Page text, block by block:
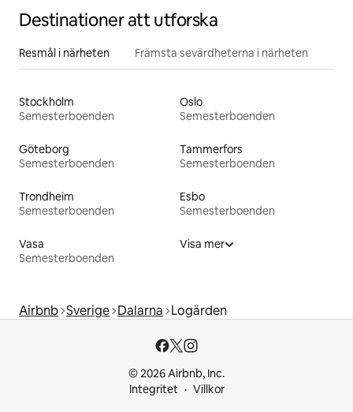
Destinationer att utforska
Resmål i närheten Främsta sevärdheterna i närheten
Stockholm
Semesterboenden
Oslo
Semesterboenden
Göteborg
Semesterboenden
Tammerfors
Semesterboenden
Trondheim
Semesterboenden
Esbo
Semesterboenden
Vasa
Semesterboenden
Visa mer
Airbnb Sverige Dalarna Logärden
© 2026 Airbnb, Inc.
Integritet
Villkor